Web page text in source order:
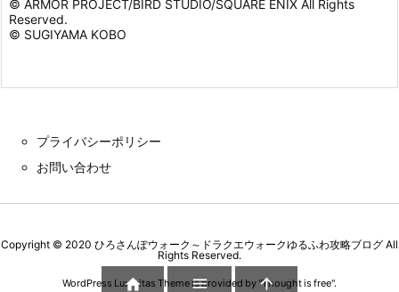
© ARMOR PROJECT/BIRD STUDIO/SQUARE ENIX All Rights
Reserved.
© SUGIYAMA KOBO
プライバシーポリシー
お問い合わせ
Copyright © 2020 ひろさんぽウォーク～ドラクエウォークゆるふわ攻略ブログ All
Rights Reserved.
WordPress Luxeritas Theme is provided by "Thought is free".
  